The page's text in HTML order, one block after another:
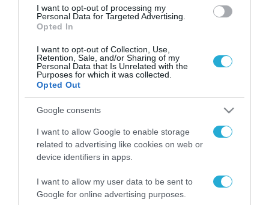
I want to opt-out of processing my
Personal Data for Targeted Advertising.
Opted In
I want to opt-out of Collection, Use,
Retention, Sale, and/or Sharing of my
Personal Data that Is Unrelated with the
Purposes for which it was collected.
Opted Out
Google consents
I want to allow Google to enable storage
related to advertising like cookies on web or
device identifiers in apps.
I want to allow my user data to be sent to
Google for online advertising purposes.
ΡΟΗ ΕΙΔΗΣΕΩΝ
Το χρηματοδοτούμενο
από την ΕΕ έργο “The
Gaming Police”
των παιδιών στο
διαδίκτυο
31.07.2026